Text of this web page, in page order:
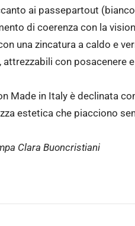
ai passepartout
di coerenza con la
una zincatura a caldo e
con posacenere
Made in Italy è declinata
estetica che piacciono
Clara Buoncristiani